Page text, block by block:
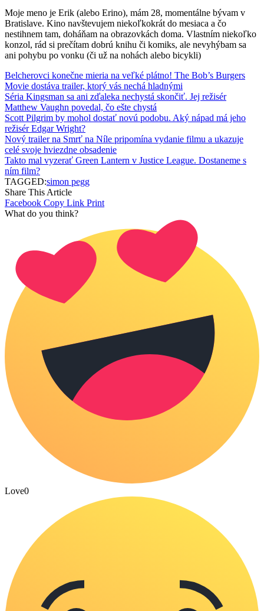
Moje meno je Erik (alebo Erino), mám 28, momentálne bývam v
Bratislave. Kino navštevujem niekoľkokrát do mesiaca a čo
nestihnem tam, doháňam na obrazovkách doma. Vlastním niekoľko
konzol, rád si prečítam dobrú knihu či komiks, ale nevyhýbam sa
ani pohybu po vonku (či už na nohách alebo bicykli)
Belcherovci konečne mieria na veľké plátno! The Bob’s Burgers
Movie dostáva trailer, ktorý vás nechá hladnými
Séria Kingsman sa ani zďaleka nechystá skončiť. Jej režisér
Matthew Vaughn povedal, čo ešte chystá
Scott Pilgrim by mohol dostať novú podobu. Aký nápad má jeho
režisér Edgar Wright?
Nový trailer na Smrť na Níle pripomína vydanie filmu a ukazuje
celé svoje hviezdne obsadenie
Takto mal vyzerať Green Lantern v Justice League. Dostaneme s
ním film?
TAGGED:simon pegg
Share This Article
Facebook Copy Link Print
What do you think?
Love0